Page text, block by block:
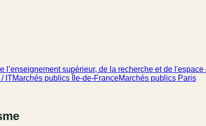
supérieur, de la recherche et de
ITMarchés publics Île-de-FranceMarchés publics Paris